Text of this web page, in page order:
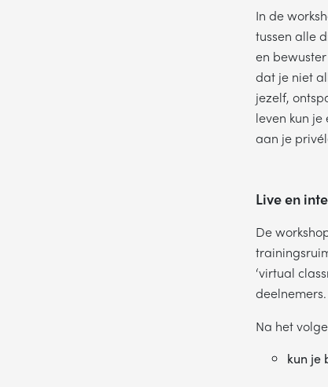
In de
tussen alle
en
dat je niet
jezelf,
leven kun
aan je
Live en
De
‘virtual
deelnemers.
Na het
kun je
Wil